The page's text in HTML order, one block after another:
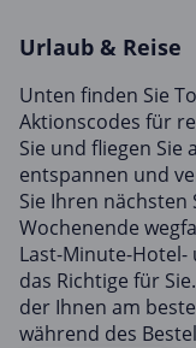
Mobilfunk & Internet
Mode &
Shopping
Sonstiges
Sport & Freizeit
Urlaub & Reise
Urlaub & Reise
Unten finden Sie
Aktionscodes für
Sie und fliegen Sie
entspannen und
Sie Ihren
Wochenende
Last-Minute-Hotel-
das Richtige für
der Ihnen am
während des